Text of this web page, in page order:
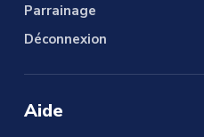
Parrainage
Déconnexion
Aide